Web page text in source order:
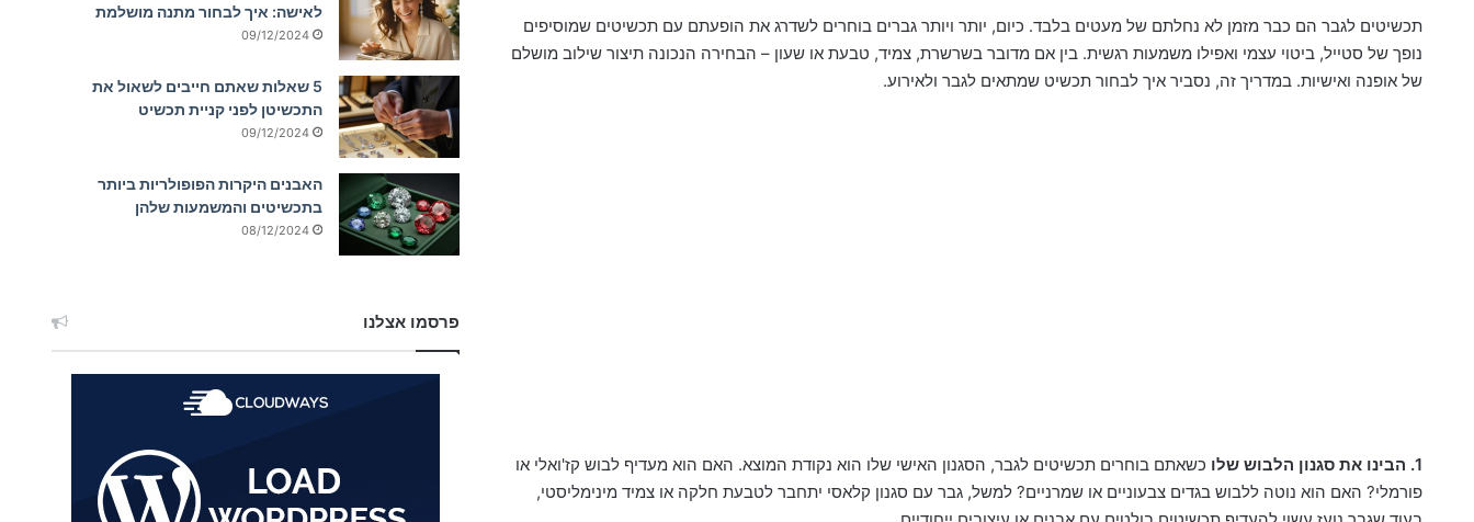
תכשיטים לגבר הם כבר מזמן לא נחלתם של מעטים בלבד. כיום, יותר ויותר גברים בוחרים לשדרג את הופעתם עם תכשיטים שמוסיפים
נופך של סטייל, ביטוי עצמי ואפילו משמעות רגשית. בין אם מדובר בשרשרת, צמיד, טבעת או שעון – הבחירה הנכונה תיצור שילוב מושלם
של אופנה ואישיות. במדריך זה, נסביר איך לבחור תכשיט שמתאים לגבר ולאירוע.
1. הבינו את סגנון הלבוש שלו
כשאתם בוחרים תכשיטים לגבר, הסגנון האישי שלו הוא נקודת המוצא. האם הוא מעדיף לבוש קז'ואלי או
פורמלי? האם הוא נוטה ללבוש בגדים צבעוניים או שמרניים? למשל, גבר עם סגנון קלאסי יתחבר לטבעת חלקה או צמיד מינימליסטי,
לאישה: איך לבחור מתנה מושלמת
09/12/2024
5 שאלות שאתם חייבים לשאול את
התכשיטן לפני קניית תכשיט
09/12/2024
האבנים היקרות הפופולריות ביותר
בתכשיטים והמשמעות שלהן
08/12/2024
פרסמו אצלנו